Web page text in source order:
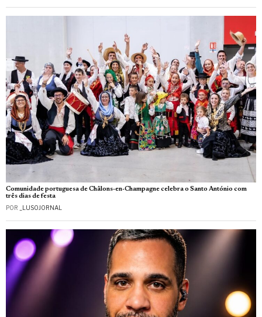
Comunidade portuguesa de Châlons-en-Champagne celebra o Santo António com
três dias de festa
POR _LUSOJORNAL